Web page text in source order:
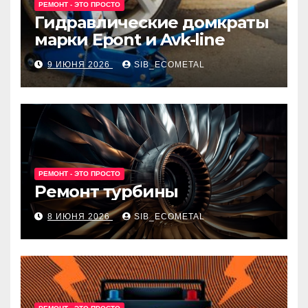
РЕМОНТ - ЭТО ПРОСТО
Гидравлические домкраты
марки Epont и Avk-line
9 ИЮНЯ 2026 SIB_ECOMETAL
РЕМОНТ - ЭТО ПРОСТО
Ремонт турбины
8 ИЮНЯ 2026 SIB_ECOMETAL